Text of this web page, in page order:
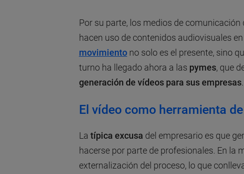
Por su parte, los medios de
hacen uso de contenidos audiovisuales
movimientono solo es el presente, sino
turno ha llegado ahora a las pymes, que
generación de vídeos para sus empresas.
El vídeo como herramienta
La típica excusa del empresario es que
hacerse por parte de profesionales. En la
externalización del proceso, lo que